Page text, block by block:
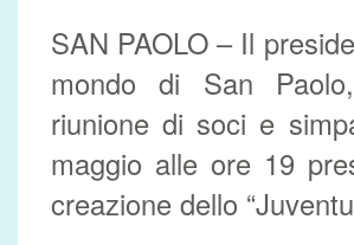
SAN PAOLO – Il
mondo di San
riunione di soci e
maggio alle ore 19
creazione dello